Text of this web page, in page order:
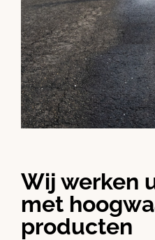
Wij werken
met
producten